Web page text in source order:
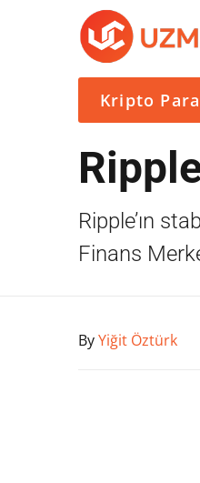
Kripto
Ripple’ın
Finans
ByYiğit Öztürk